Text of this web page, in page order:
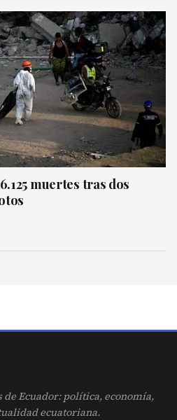
muertes tras dos
Ecuador: política, economía,
ecuatoriana.